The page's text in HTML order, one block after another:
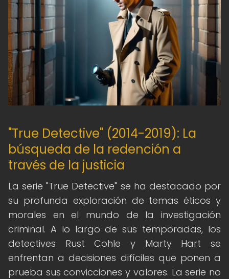
"True Detective" (2014-2019): La
búsqueda de la redención a
través de la justicia
La serie "True Detective" se ha destacado por
su profunda exploración de temas éticos y
morales en el mundo de la investigación
criminal. A lo largo de sus temporadas, los
detectives Rust Cohle y Marty Hart se
enfrentan a decisiones difíciles que ponen a
prueba sus convicciones y valores. La serie no